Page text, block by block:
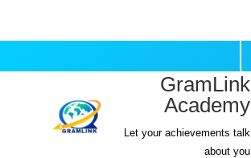
GramLink
Academy
Let your achievements talk
about you